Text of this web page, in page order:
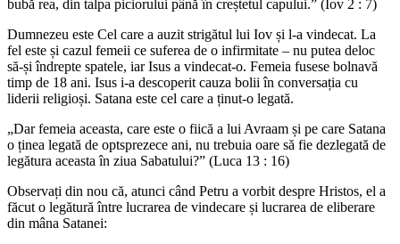
bubă rea, din talpa piciorului până în creștetul capului.” (Iov 2 : 7)
Dumnezeu este Cel care a auzit strigătul lui Iov și l-a vindecat. La
fel este și cazul femeii ce suferea de o infirmitate – nu putea deloc
să-și îndrepte spatele, iar Isus a vindecat-o. Femeia fusese bolnavă
timp de 18 ani. Isus i-a descoperit cauza bolii în conversația cu
liderii religioși. Satana este cel care a ținut-o legată.
„Dar femeia aceasta, care este o fiică a lui Avraam și pe care Satana
o ținea legată de optsprezece ani, nu trebuia oare să fie dezlegată de
legătura aceasta în ziua Sabatului?” (Luca 13 : 16)
Observați din nou că, atunci când Petru a vorbit despre Hristos, el a
făcut o legătură între lucrarea de vindecare și lucrarea de eliberare
din mâna Satanei: